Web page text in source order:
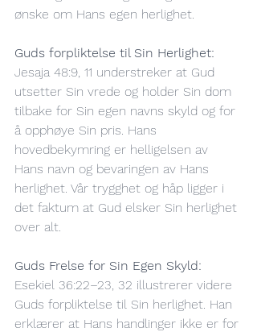
ønske om Hans egen herlighet.
Guds forpliktelse til Sin Herlighet:
Jesaja 48:9, 11 understreker at Gud
utsetter Sin vrede og holder Sin dom
tilbake for Sin egen navns skyld og for
å opphøye Sin pris. Hans
hovedbekymring er helligelsen av
Hans navn og bevaringen av Hans
herlighet. Vår trygghet og håp ligger i
det faktum at Gud elsker Sin herlighet
over alt.
Guds Frelse for Sin Egen Skyld:
Esekiel 36:22–23, 32 illustrerer videre
Guds forpliktelse til Sin herlighet. Han
erklærer at Hans handlinger ikke er for